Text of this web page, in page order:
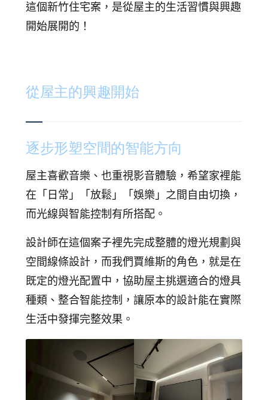
這個新竹住宅案，是從屋主的生活習慣與興趣
開始展開的！
從屋主的興趣開始
逐步形塑空間的智能方向
屋主喜歡音樂、也重視影音體驗，希望家裡能
在「日常」「放鬆」「娛樂」之間自由切換，
而光線與智能控制有所搭配。
設計師在這個案子裡先完成整體的燈光規劃與
空間線條設計，而我們賈維斯的角色，就是在
既定的燈光配置中，協助屋主挑選適合的燈具
種類、整合智能控制，讓原本的設計能在實際
生活中發揮完整效果。
快速連結
查看我的最愛
加入 JARVIS VIP